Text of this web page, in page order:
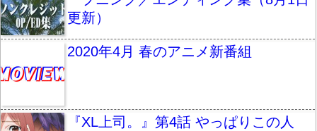
更新）
2020年4月 春のアニメ新番組
『XL上司。』第4話 やっぱりこの人